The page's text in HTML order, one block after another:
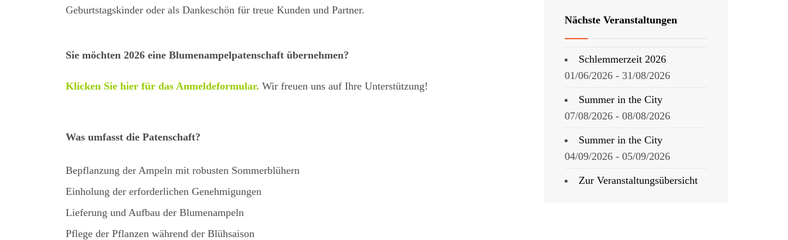
Geburtstagskinder oder als Dankeschön für treue Kunden und Partner.
Sie möchten 2026 eine Blumenampelpatenschaft übernehmen?
Klicken Sie hier für das Anmeldeformular. Wir freuen uns auf Ihre Unterstützung!
Was umfasst die Patenschaft?
Bepflanzung der Ampeln mit robusten Sommerblühern
Einholung der erforderlichen Genehmigungen
Lieferung und Aufbau der Blumenampeln
Pflege der Pflanzen während der Blühsaison
Nächste Veranstaltungen
Schlemmerzeit 2026
01/06/2026 - 31/08/2026
Summer in the City
07/08/2026 - 08/08/2026
Summer in the City
04/09/2026 - 05/09/2026
Zur Veranstaltungsübersicht